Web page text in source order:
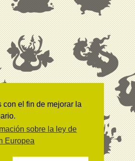
con el fin de mejorar la
sobre la ley de
Europea